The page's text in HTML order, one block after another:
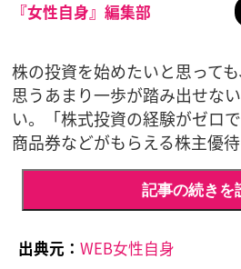
『女性自身』編集部
株の投資を始めたいと思って
思うあまり一歩が踏み出せな
い。「株式投資の経験がゼロ
商品券などがもらえる株主優
記事の続きを
出典元： WEB女性自身